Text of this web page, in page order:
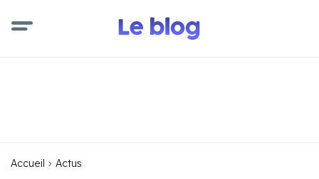
Accueil Actus